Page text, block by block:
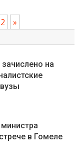
2 »
на
в Гомеле